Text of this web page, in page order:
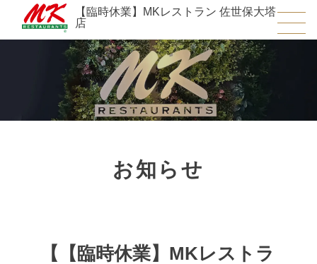
【臨時休業】MKレストラン 佐世保大塔
店
お知らせ
【【臨時休業】MKレストラ